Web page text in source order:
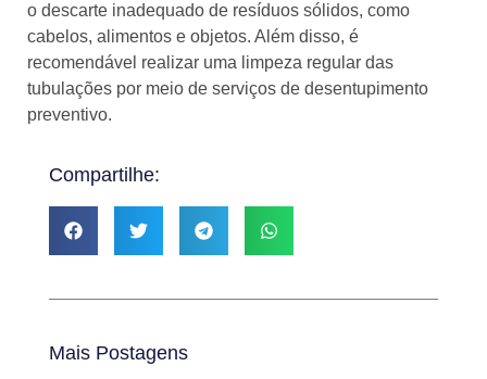
o descarte inadequado de resíduos sólidos, como
cabelos, alimentos e objetos. Além disso, é
recomendável realizar uma limpeza regular das
tubulações por meio de serviços de desentupimento
preventivo.
Compartilhe:
Mais Postagens